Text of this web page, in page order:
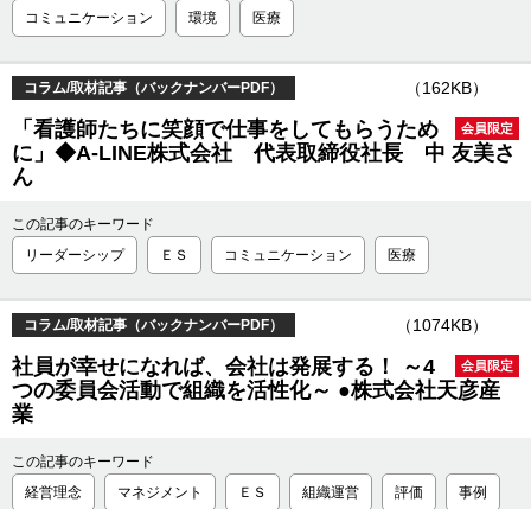
コミュニケーション 環境 医療
コラム/取材記事（バックナンバーPDF） （162KB）
会員限定
「看護師たちに笑顔で仕事をしてもらうため
に」◆A-LINE株式会社 代表取締役社長 中 友美さ
ん
この記事のキーワード
リーダーシップ
ＥＳ コミュニケーション 医療
コラム/取材記事（バックナンバーPDF） （1074KB）
会員限定
社員が幸せになれば、会社は発展する！ ～4
つの委員会活動で組織を活性化～ ●株式会社天彦産
業
この記事のキーワード
経営理念
マネジメント ＥＳ 組織運営 評価 事例